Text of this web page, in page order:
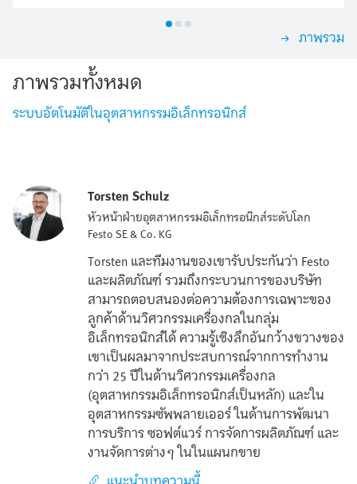
ภาพรวม
ภาพรวมทั้งหมด
ระบบอัตโนมัติในอุตสาหกรรมอิเล็กทรอนิกส์
Torsten Schulz
หัวหน้าฝ่ายอุตสาหกรรมอิเล็กทรอนิกส์ระดับโลก
Festo SE & Co. KG
Torsten และทีมงานของเขารับประกันว่า Festo
และผลิตภัณฑ์ รวมถึงกระบวนการของบริษัท
สามารถตอบสนองต่อความต้องการเฉพาะของ
ลูกค้าด้านวิศวกรรมเครื่องกลในกลุ่ม
อิเล็กทรอนิกส์ได้ ความรู้เชิงลึกอันกว้างขวางของ
เขาเป็นผลมาจากประสบการณ์จากการทำงาน
กว่า 25 ปีในด้านวิศวกรรมเครื่องกล
(อุตสาหกรรมอิเล็กทรอนิกส์เป็นหลัก) และใน
อุตสาหกรรมซัพพลายเออร์ ในด้านการพัฒนา
การบริการ ซอฟต์แวร์ การจัดการผลิตภัณฑ์ และ
งานจัดการต่างๆ ในในแผนกขาย
แนะนำบทความนี้